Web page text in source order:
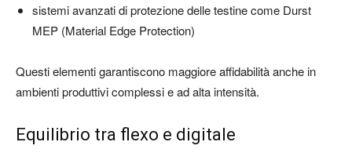
sistemi avanzati di protezione delle testine come Durst
MEP (Material Edge Protection)
Questi elementi garantiscono maggiore affidabilità anche in
ambienti produttivi complessi e ad alta intensità.
Equilibrio tra flexo e digitale